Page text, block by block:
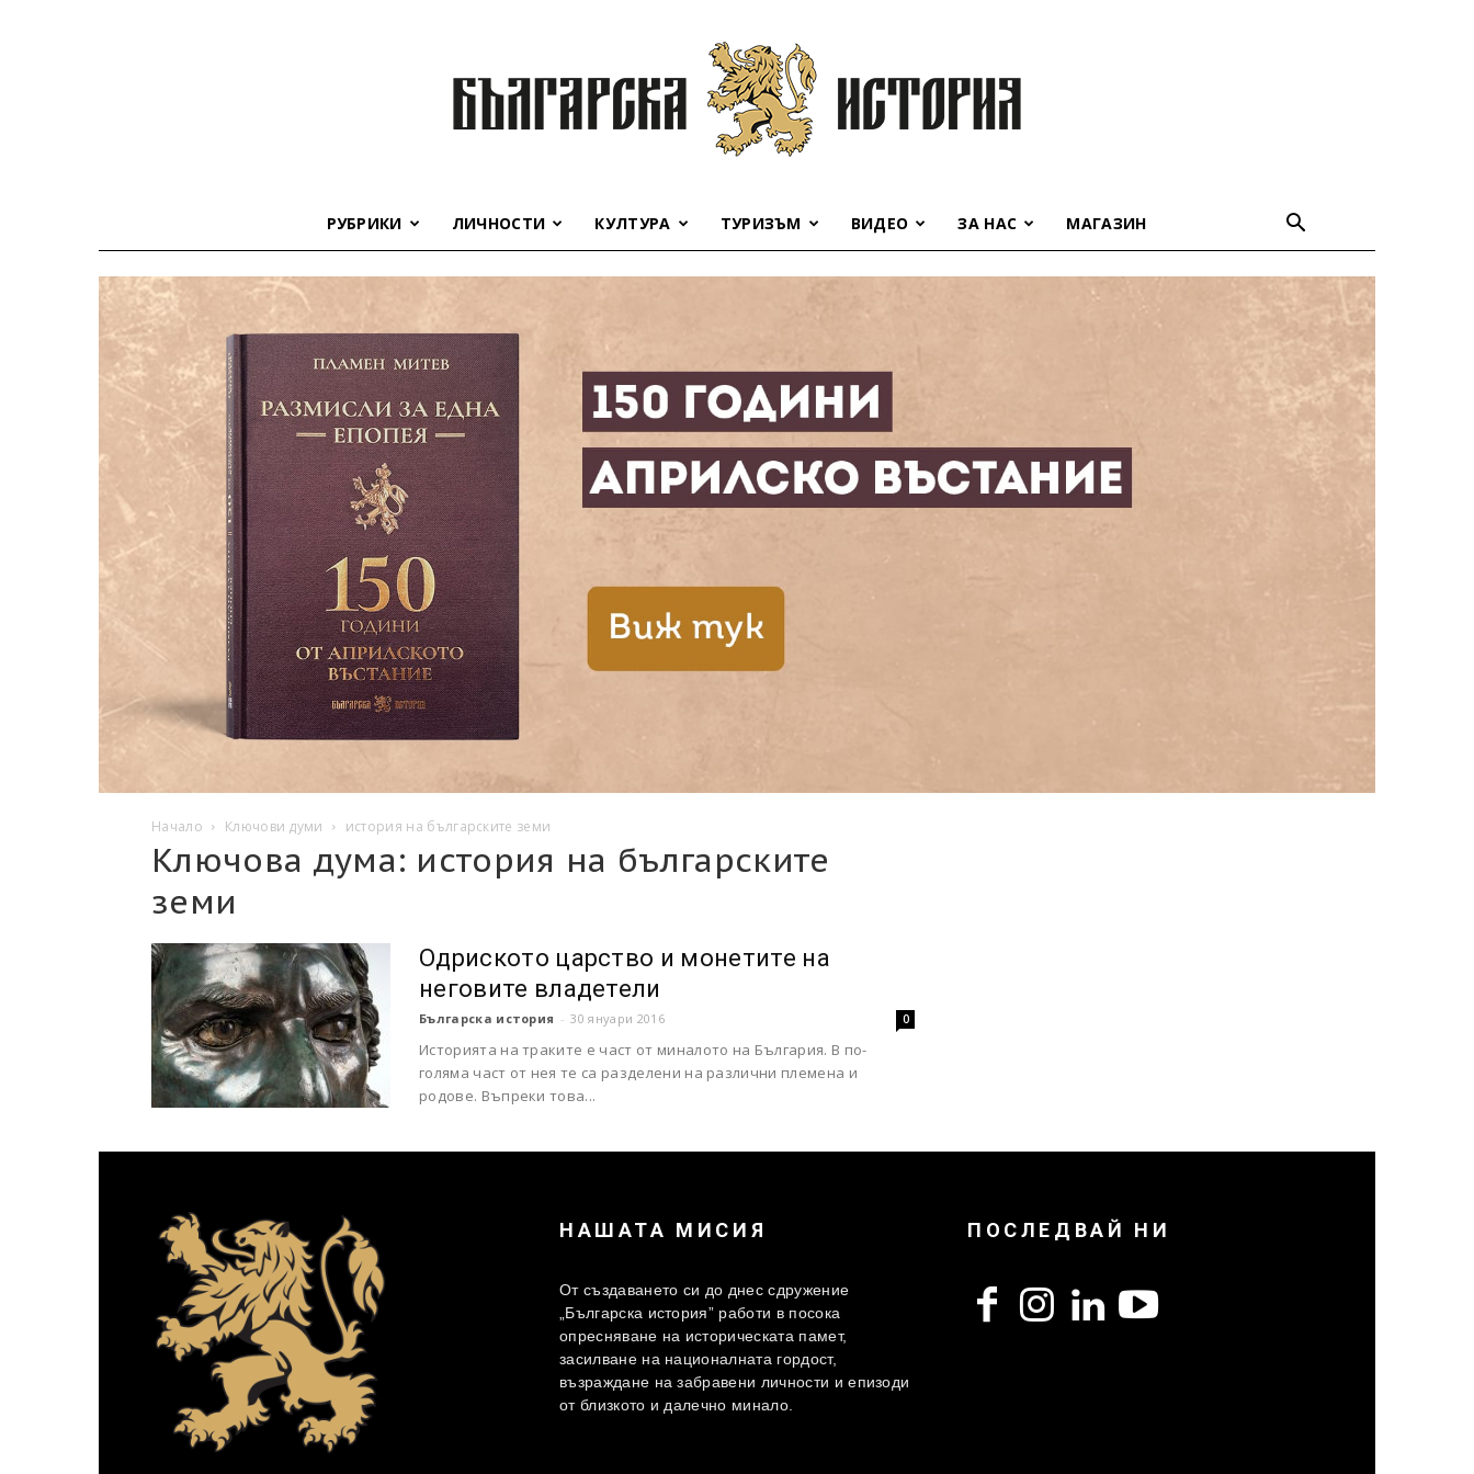
история
РУБРИКИ ЛИЧНОСТИ КУЛТУРА ТУРИЗЪМ ВИДЕО ЗА НАС МАГАЗИН
Начало Ключови думи история на българските земи
Ключова дума: история на българските
земи
Одриското царство и монетите на
неговите владетели
Българска история - 30 януари 2016 0
Историята на траките е част от миналото на България. В по-
голяма част от нея те са разделени на различни племена и
родове. Въпреки това...
НАШАТА МИСИЯ
От създаването си до днес сдружение
„Българска история” работи в посока
опресняване на историческата памет,
засилване на националната гордост,
възраждане на забравени личности и епизоди
от близкото и далечно минало.
ПОСЛЕДВАЙ НИ